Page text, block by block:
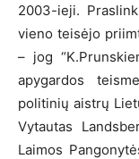
2003-ieji.
vieno teisėjo
– jog
apygardos
politinių aistrų
Vytautas
Laimos